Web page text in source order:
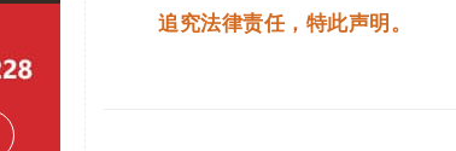
追究法律责任，特此声明。